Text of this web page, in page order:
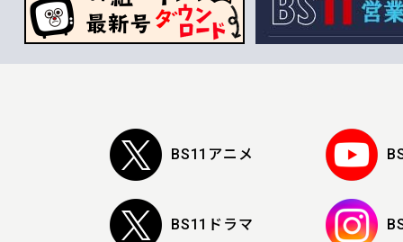
BS11アニメ
BS11ドラマ